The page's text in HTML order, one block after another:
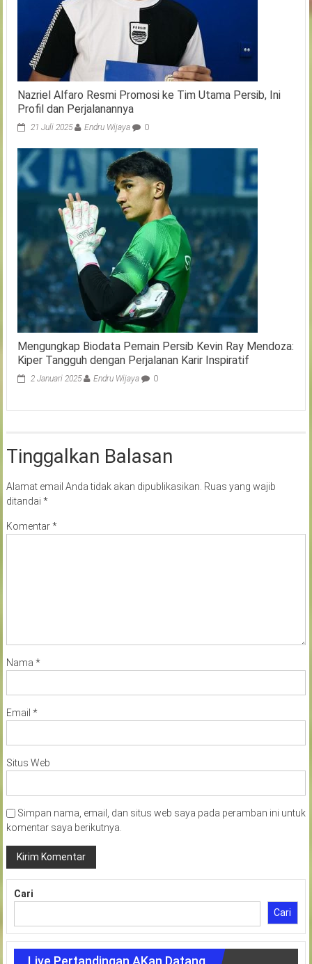
Nazriel Alfaro Resmi Promosi ke Tim Utama Persib, Ini
Profil dan Perjalanannya
21 Juli 2025 Endru Wijaya 0
Mengungkap Biodata Pemain Persib Kevin Ray Mendoza:
Kiper Tangguh dengan Perjalanan Karir Inspiratif
2 Januari 2025 Endru Wijaya 0
Tinggalkan Balasan
Alamat email Anda tidak akan dipublikasikan. Ruas yang wajib
ditandai *
Komentar*
Nama *
Email *
Situs Web
Simpan nama, email, dan situs web saya pada peramban ini untuk
komentar saya berikutnya.
Cari
Cari
Live Pertandingan AKan Datang